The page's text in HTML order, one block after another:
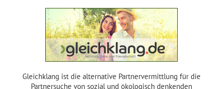
Gleichklang ist die alternative Partnervermittlung für die
Partnersuche von sozial und ökologisch denkenden